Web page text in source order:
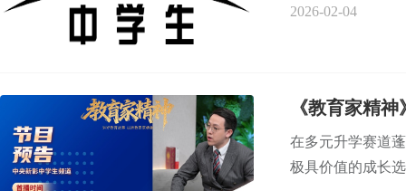
2026-02-04
《教育家精
在多元升学赛道
极具价值的成长